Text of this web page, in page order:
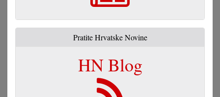
Pratite Hrvatske Novine
HN Blog